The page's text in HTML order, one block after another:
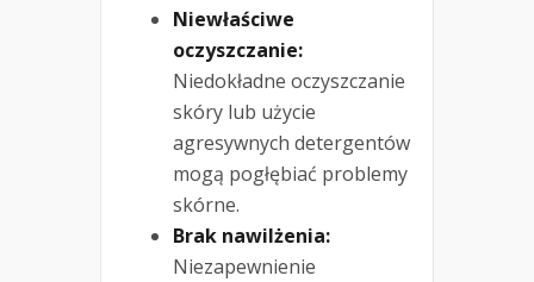
Niewłaściwe
oczyszczanie:
Niedokładne oczyszczanie
skóry lub użycie
agresywnych detergentów
mogą pogłębiać problemy
skórne.
Brak nawilżenia:
Niezapewnienie